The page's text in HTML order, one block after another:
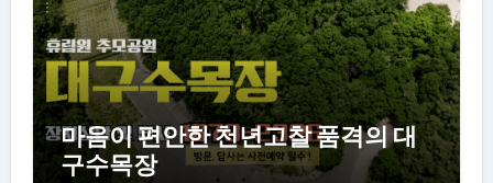
마음이 편안한 천년고찰 품격의 대
구수목장